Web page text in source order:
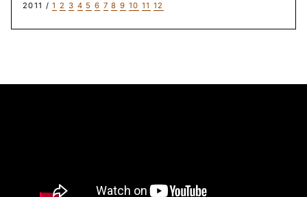
2011 /1 2 3 4 5 6 7 8 9 10 11 12